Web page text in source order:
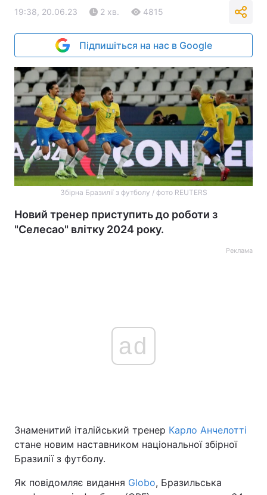
19:38, 20.06.23 2 хв. 4815
Підпишіться на нас в Google
Збірна Бразилії з футболу / фото REUTERS
Новий тренер приступить до роботи з
"Селесао" влітку 2024 року.
Реклама
ad
Знаменитий італійський тренер Карло Анчелотті
стане новим наставником національної збірної
Бразилії з футболу.
Як повідомляє видання Globo, Бразильська